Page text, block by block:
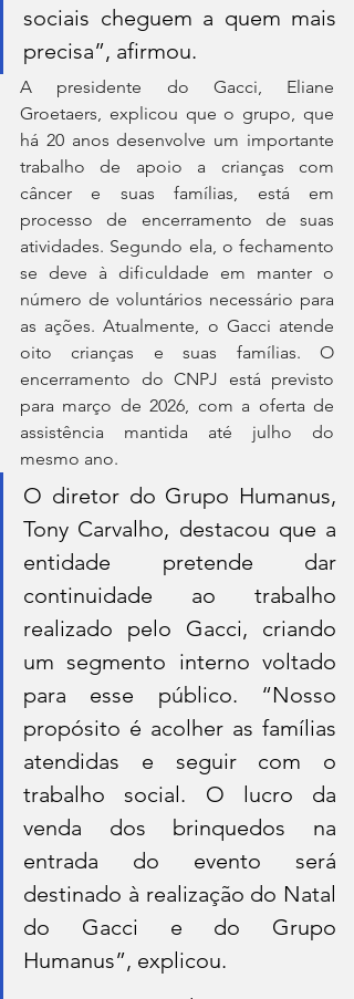
sociais cheguem a quem mais
precisa”, afirmou.
A presidente do Gacci, Eliane
Groetaers, explicou que o grupo, que
há 20 anos desenvolve um importante
trabalho de apoio a crianças com
câncer e suas famílias, está em
processo de encerramento de suas
atividades. Segundo ela, o fechamento
se deve à dificuldade em manter o
número de voluntários necessário para
as ações. Atualmente, o Gacci atende
oito crianças e suas famílias. O
encerramento do CNPJ está previsto
para março de 2026, com a oferta de
assistência mantida até julho do
mesmo ano.
O diretor do Grupo Humanus,
Tony Carvalho, destacou que a
entidade pretende dar
continuidade ao trabalho
realizado pelo Gacci, criando
um segmento interno voltado
para esse público. “Nosso
propósito é acolher as famílias
atendidas e seguir com o
trabalho social. O lucro da
venda dos brinquedos na
entrada do evento será
destinado à realização do Natal
do Gacci e do Grupo
Humanus”, explicou.